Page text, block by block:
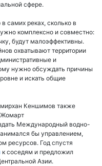
сфере.
самих реках, сколько в
комплексно и совместно:
будут малоэффективны.
охватывают территории
и
нужно обсуждать причины
и искать общие
Кеншимов также
Жомарт
Международный водно-
бы управлением,
ресурсов. Год спустя
к соседям и предложил
Азии.